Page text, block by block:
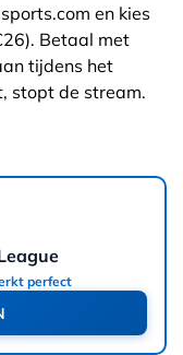
en kies
Betaal met
tijdens het
stopt de stream.
perfect